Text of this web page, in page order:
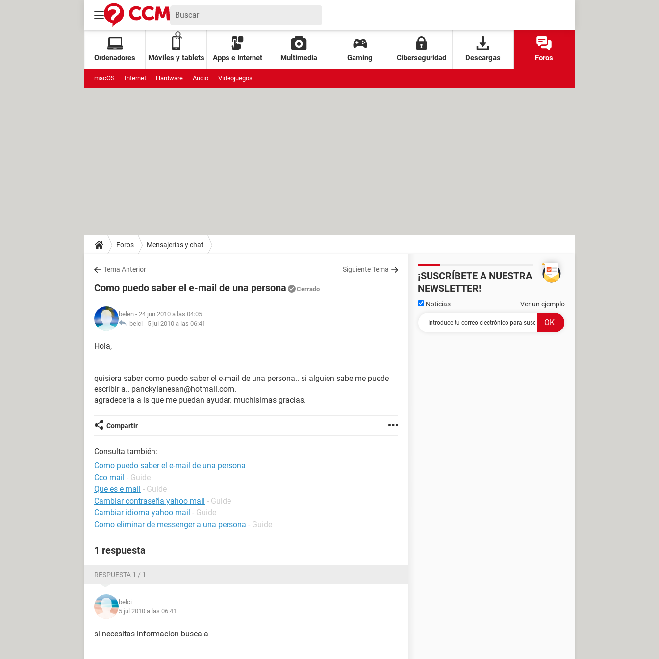
Ordenadores Móviles y tablets Apps e Internet Multimedia Gaming Ciberseguridad Descargas Foros
macOS Internet Hardware Audio Videojuegos
Foros Mensajerías y chat
Tema Anterior Siguiente Tema
Como puedo saber el e-mail de una persona Cerrado
belen - 24 jun 2010 a las 04:05
belci - 5 jul 2010 a las 06:41
Hola,
quisiera saber como puedo saber el e-mail de una persona.. si alguien sabe me puede
escribir a.. panckylanesan@hotmail.com.
agradeceria a ls que me puedan ayudar. muchisimas gracias.
Compartir
Consulta también:
Como puedo saber el e-mail de una persona
Cco mail - Guide
Que es e mail - Guide
Cambiar contraseña yahoo mail - Guide
Cambiar idioma yahoo mail - Guide
Como eliminar de messenger a una persona - Guide
1 respuesta
RESPUESTA 1 / 1
belci
5 jul 2010 a las 06:41
si necesitas informacion buscala
¡SUSCRÍBETE A NUESTRA
NEWSLETTER!
Noticias Ver un ejemplo